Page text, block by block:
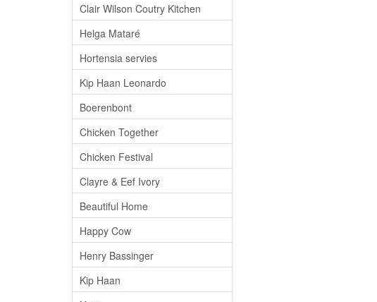
Clair Wilson Coutry Kitchen
Helga Mataré
Hortensia servies
Kip Haan Leonardo
Boerenbont
Chicken Together
Chicken Festival
Clayre & Eef Ivory
Beautiful Home
Happy Cow
Henry Bassinger
Kip Haan